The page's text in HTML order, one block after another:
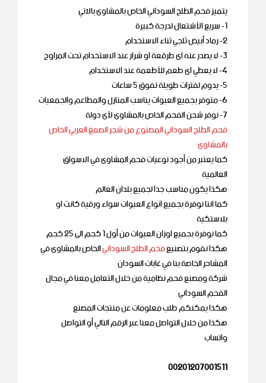
يتميز فحم الطلح السوداني الخاص بالمشاوى بالآتي
1- سريع الأشتعال لدرجة كبيرة
2- رماد أبيض ثلجي ثناء الاستخدام
3- لا يصدر عنه اى طرقعة او شرار عند الاستخدام تحت المراوح
4- لا يعطي اى طعم للأطعمة عند الاستخدام
5- يدوم لفترات طويلة تفوق 5 ساعات
6- متوفر بجميع العبوات يناسب المنازل والمطاعم والجمعيات
7- نوفر شحن الفحم الخاص بالمشاوى لأى دولة
فحم الطلح السوداني المصنوع من شجر الصمغ العربي الخاص
بالمشاوى
كما يعتبر من أجود نوعيات فحم المشاوى في الاسواق
العالمية
هكذا يكون مناسب جدا لجميع بلدان العالم
كما اننا نوفرة بجميع انواع العبوات سواء ورقية كانت او
بلاستكية
كما نوفرة بجميع اوزان العبوات من أول 1 كجم الى 25 كجم
هكذا نقوم بتصنيعفحم الطلح السودانيالخاص بالمشاوى في
المشاحر الخاصة بنا في غابات السودان
شركة ومصنع فحم نظامية من خلال التعامل معنا في مجال
الفحم السوداني
هكذا يمكنكم طلب معلومات عن منتجات المصنع
هكذا من خلال التواصل معنا عبر الرقم التالي أو التواصل
واتساب
00201207001511